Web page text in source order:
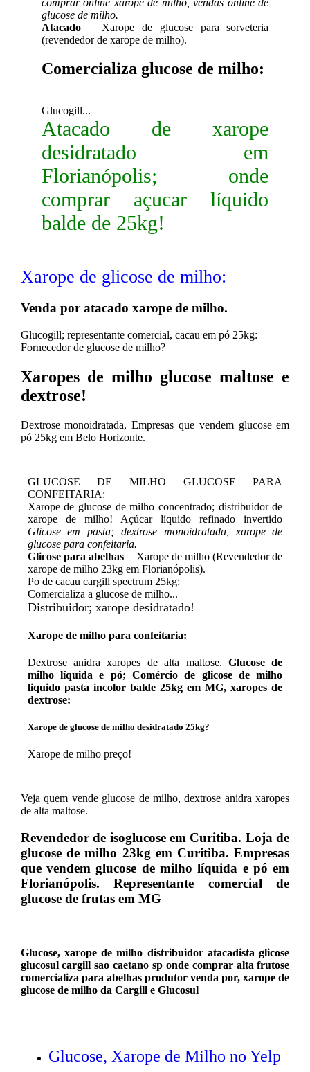
glucose de milho.
Atacado= Xarope de glucose para sorveteria
(revendedor de xarope de milho).
Comercializa glucose de milho:
Glucogill...
Atacado de xarope
desidratado em
Florianópolis; onde
comprar açucar líquido
balde de 25kg!
Xarope de glicose de milho:
Venda por atacado xarope de milho.
Glucogill; representante comercial, cacau em pó 25kg:
Fornecedor de glucose de milho?
Xaropes de milho glucose maltose e
dextrose!
Dextrose monoidratada, Empresas que vendem glucose em
pó 25kg em Belo Horizonte.
GLUCOSE DE MILHO GLUCOSE PARA
CONFEITARIA:
Xarope de glucose de milho concentrado; distribuidor de
xarope de milho! Açúcar líquido refinado invertido
Glicose em pasta; dextrose monoidratada, xarope de
glucose para confeitaria.
Glicose para abelhas = Xarope de milho (Revendedor de
xarope de milho 23kg em Florianópolis).
Po de cacau cargill spectrum 25kg:
Comercializa a glucose de milho...
Distribuidor; xarope desidratado!
Xarope de milho para confeitaria:
Dextrose anidra xaropes de alta maltose.Glucose de
milho líquida e pó; Comércio de glicose de milho
liquido pasta incolor balde 25kg em MG, xaropes de
dextrose:
Xarope de glucose de milho desidratado 25kg?
Xarope de milho preço!
Veja quem vende glucose de milho, dextrose anidra xaropes
de alta maltose.
Revendedor de isoglucose em Curitiba. Loja de
glucose de milho 23kg em Curitiba. Empresas
que vendem glucose de milho líquida e pó em
Florianópolis. Representante comercial de
glucose de frutas em MG
Glucose, xarope de milho distribuidor atacadista glicose
glucosul cargill sao caetano sp onde comprar alta frutose
comercializa para abelhas produtor venda por, xarope de
glucose de milho da Cargill e Glucosul
Glucose, Xarope de Milho no Yelp